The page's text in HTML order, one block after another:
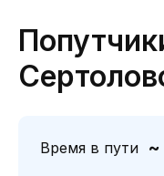
Время в пути